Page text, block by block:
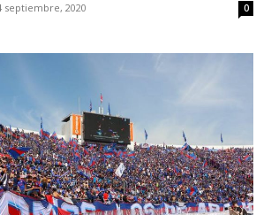
septiembre, 2020 0